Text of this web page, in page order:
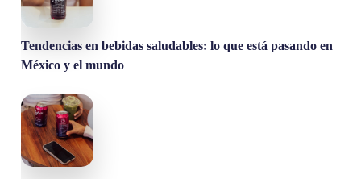
Tendencias en bebidas saludables: lo que está pasando en
México y el mundo